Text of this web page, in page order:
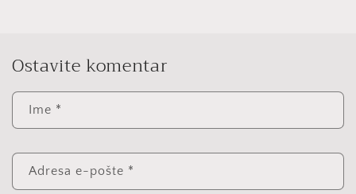
Ostavite komentar
Ime *
Adresa e-pošte *